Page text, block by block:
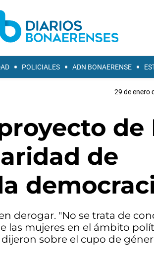
POLICIALES ADN BONAERENSE
29 de enero
de
de
derogar. "No se trata de
las mujeres en el ámbito
sobre el cupo de